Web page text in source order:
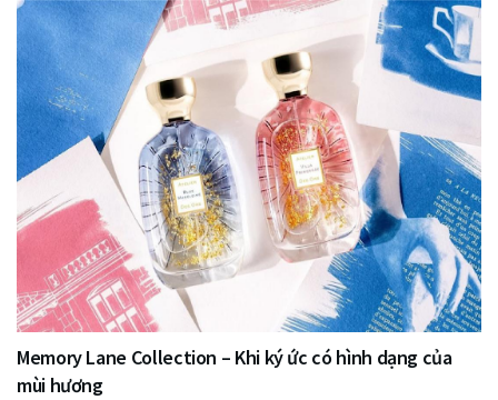
Memory Lane Collection – Khi ký ức có hình dạng của
mùi hương